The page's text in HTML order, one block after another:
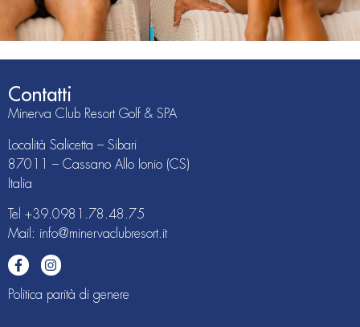
Contatti
Minerva Club Resort Golf & SPA
Località Salicetta – Sibari
87011 – Cassano Allo Ionio (CS)
Italia
Tel +39.0981.78.48.75
Mail: info@minervaclubresort.it
Politica parità di genere